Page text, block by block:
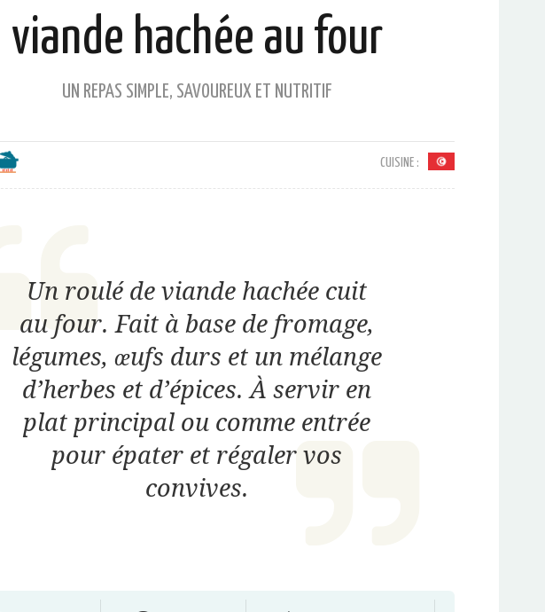
viande hachée au four
UN REPAS SIMPLE, SAVOUREUX ET NUTRITIF
CUISINE :
Un roulé de viande hachée cuit
au four. Fait à base de fromage,
légumes, œufs durs et un mélange
d’herbes et d’épices. À servir en
plat principal ou comme entrée
pour épater et régaler vos
convives.